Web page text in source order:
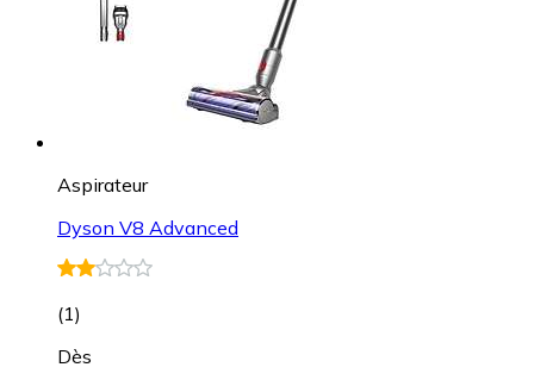
Aspirateur
Dyson V8 Advanced
(1)
Dès